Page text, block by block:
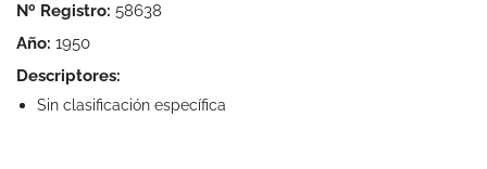
Nº Registro: 58638
Año: 1950
Descriptores:
Sin clasificación específica